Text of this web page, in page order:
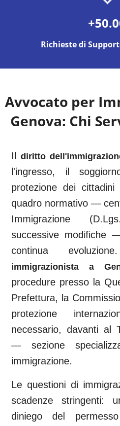
Richieste di
Avvocato per
Genova: Chi
Il diritto
l'ingresso, il
protezione dei
quadro normativo —
Immigrazione
successive modifiche
continua
immigrazionista a
procedure presso la
Prefettura, la
protezione
necessario, davanti al
— sezione
immigrazione.
Le questioni di
scadenze stringenti:
diniego del